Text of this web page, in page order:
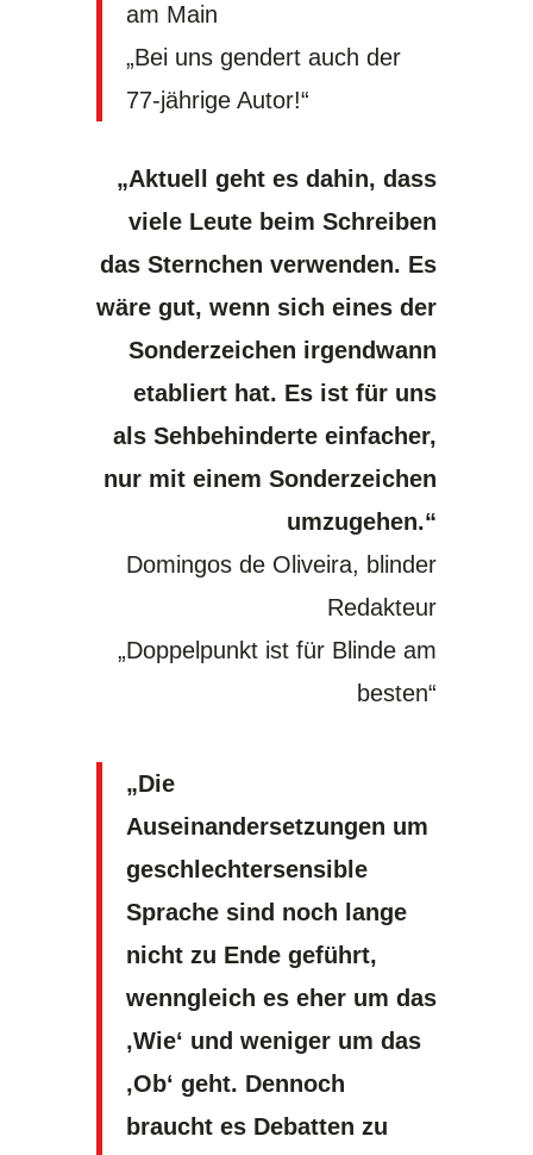
am Main
„Bei uns gendert auch der
77-jährige Autor!“
„Aktuell geht es dahin, dass
viele Leute beim Schreiben
das Sternchen verwenden. Es
wäre gut, wenn sich eines der
Sonderzeichen irgendwann
etabliert hat. Es ist für uns
als Sehbehinderte einfacher,
nur mit einem Sonderzeichen
umzugehen.“
Domingos de Oliveira, blinder
Redakteur
„Doppelpunkt ist für Blinde am
besten“
„Die
Auseinandersetzungen um
geschlechtersensible
Sprache sind noch lange
nicht zu Ende geführt,
wenngleich es eher um das
‚Wie‘ und weniger um das
‚Ob‘ geht. Dennoch
braucht es Debatten zu